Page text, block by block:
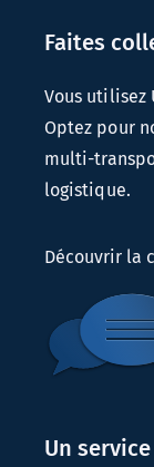
Faites
Vous utilisez
Optez pour
multi-
logistique.
Découvrir la
Un